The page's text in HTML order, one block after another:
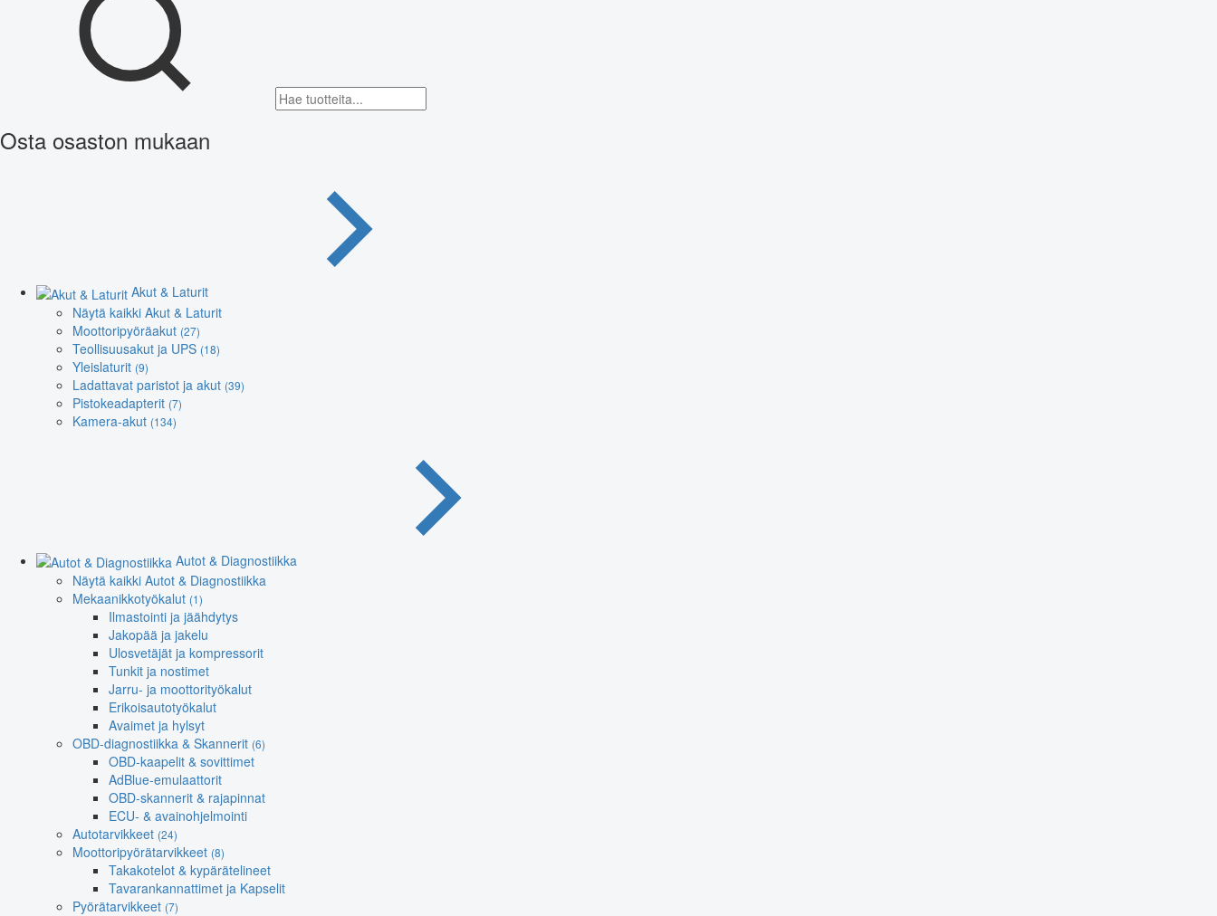
Osta osaston mukaan
Akut & Laturit
Näytä kaikki Akut & Laturit
Moottoripyöräakut (27)
Teollisuusakut ja UPS (18)
Yleislaturit (9)
Ladattavat paristot ja akut (39)
Pistokeadapterit (7)
Kamera-akut (134)
Autot & Diagnostiikka
Näytä kaikki Autot & Diagnostiikka
Mekaanikkotyökalut (1)
Ilmastointi ja jäähdytys
Jakopää ja jakelu
Ulosvetäjät ja kompressorit
Tunkit ja nostimet
Jarru- ja moottorityökalut
Erikoisautotyökalut
Avaimet ja hylsyt
OBD-diagnostiikka & Skannerit (6)
OBD-kaapelit & sovittimet
AdBlue-emulaattorit
OBD-skannerit & rajapinnat
ECU- & avainohjelmointi
Autotarvikkeet (24)
Moottoripyörätarvikkeet (8)
Takakotelot & kypärätelineet
Tavarankannattimet ja Kapselit
Pyörätarvikkeet (7)